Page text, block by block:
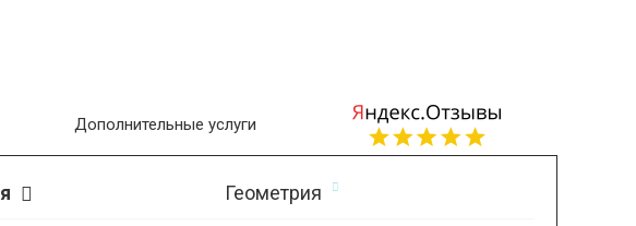
Геометрия
Дополнительные услуги